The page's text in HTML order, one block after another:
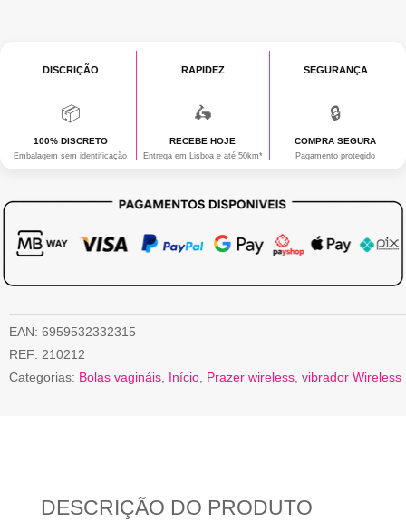
DISCRIÇÃO
📦
100% DISCRETO
Embalagem sem identificação
RAPIDEZ
🛵
RECEBE HOJE
Entrega em Lisboa e até 50km*
SEGURANÇA
🔒
COMPRA SEGURA
Pagamento protegido
EAN: 6959532332315
REF: 210212
Categorias: Bolas vagináis Início Prazer wireless vibrador Wireless
DESCRIÇÃO DO PRODUTO